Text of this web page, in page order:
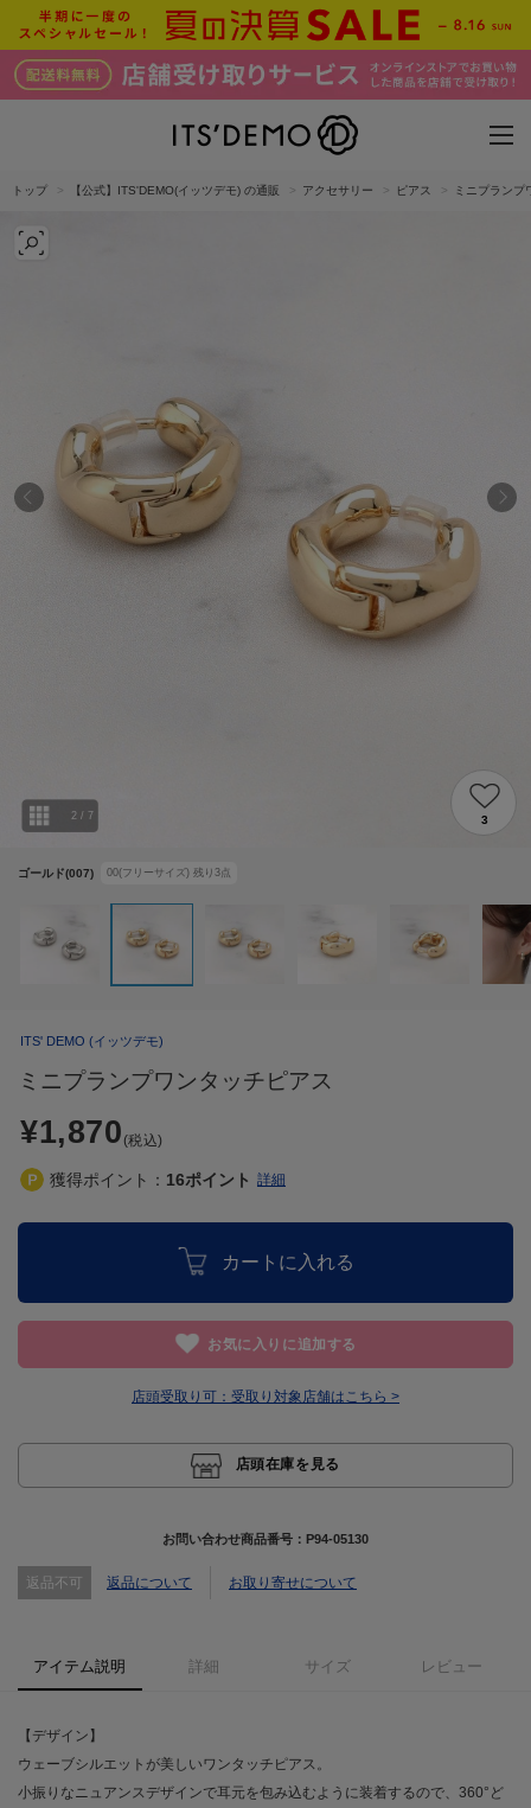
トップ 【公式】ITS'DEMO(イッツデモ) の通販 アクセサリー ピアス ミニプランプ
ゴールド(007) 00(フリーサイズ) 残り 3点
2 / 7 3
ITS' DEMO (イッツデモ)
ミニプランプワンタッチピアス
¥1,870 (税込)
獲得ポイント： 16ポイント 詳細
カートに入れる
お気に入りに追加する
店頭受取り可： 受取り対象店舗はこちら >
店頭在庫を見る
お問い合わせ商品番号： P94-05130
返品不可 返品について お取り寄せについて
アイテム説明 詳細 サイズ レビュー
【デザイン】
ウェーブシルエットが美しいワンタッチピアス。
小振りなニュアンスデザインで耳元を包み込むように装着するので、360°ど